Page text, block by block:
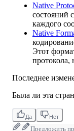
Native
состояний
каждого
Native
Этот
протокола,
Последнее
Была ли эта
Да Нет
Предложить